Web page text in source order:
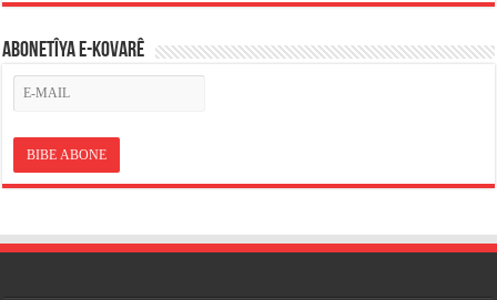
ABONETÎYA E-KOVARÊ